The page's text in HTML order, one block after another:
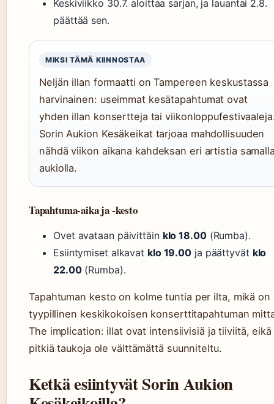
Keskiviikko 30.7. aloittaa sarjan, ja lauantai 2.8.
päättää sen.
MIKSI TÄMÄ KIINNOSTAA
Neljän illan formaatti on Tampereen keskustassa
harvinainen: useimmat kesätapahtumat ovat
yhden illan konsertteja tai
Sorin Aukion Kesäkeikat tarjoaa mahdollisuuden
nähdä viikon aikana kahdeksan eri artistia
aukiolla.
Tapahtuma-aika ja -kesto
Ovet avataan päivittäin klo 18.00(Rumba).
Esiintymiset alkavat klo 19.00 ja päättyvät klo
22.00(Rumba).
Tapahtuman kesto on kolme tuntia per ilta, mikä on
tyypillinen keskikokoisen konserttitapahtuman
The implication: illat ovat intensiivisiä ja tiiviitä, eikä
pitkiä taukoja ole välttämättä suunniteltu.
Ketkä esiintyvät Sorin Aukion